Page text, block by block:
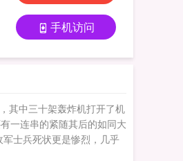
手机访问
其中三十架轰炸机打开了机
一连串的紧随其后的如同大
士兵死状更是惨烈，几乎